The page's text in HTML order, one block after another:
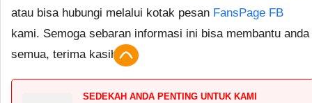
atau bisa hubungi melalui kotak pesan FansPage FB
kami. Semoga sebaran informasi ini bisa membantu anda
semua, terima kasih.
SEDEKAH ANDA PENTING UNTUK KAMI